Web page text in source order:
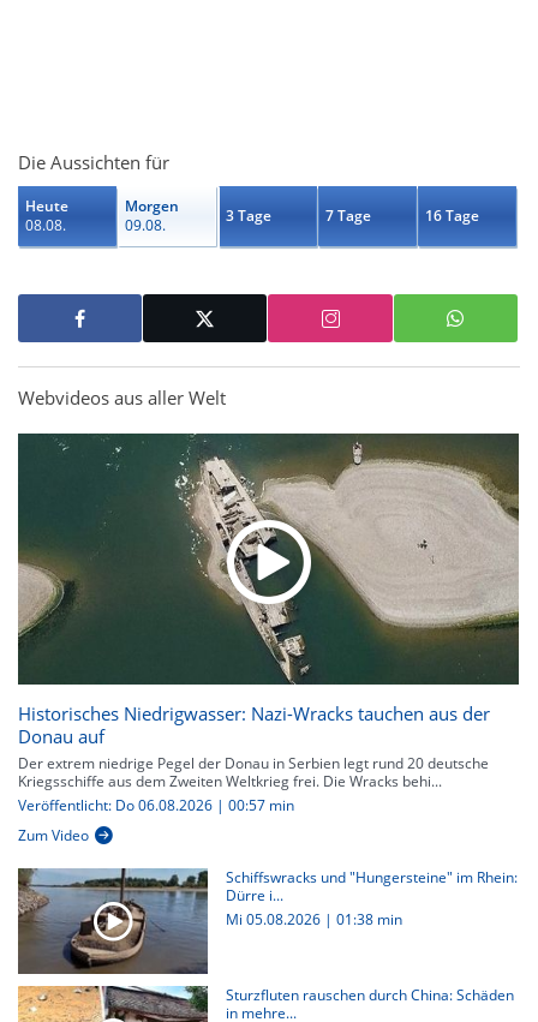
Die Aussichten für
Heute
08.08.
Morgen
09.08.
3 Tage 7 Tage 16 Tage
Webvideos aus aller Welt
Historisches Niedrigwasser: Nazi-Wracks tauchen aus der
Donau auf
Der extrem niedrige Pegel der Donau in Serbien legt rund 20 deutsche
Kriegsschiffe aus dem Zweiten Weltkrieg frei. Die Wracks behi...
Veröffentlicht: Do 06.08.2026 | 00:57 min
Zum Video
Schiffswracks und "Hungersteine" im Rhein:
Dürre i...
Mi 05.08.2026 | 01:38 min
Sturzfluten rauschen durch China: Schäden
in mehre...